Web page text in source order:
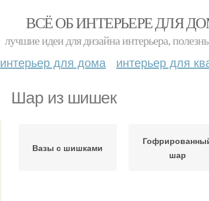
ВСЁ ОБ ИНТЕРЬЕРЕ ДЛЯ
лучшие идеи для дизайна интерьера,
интерьер для дома интерьер для
Шар из шишек
Вазы с шишками
шар